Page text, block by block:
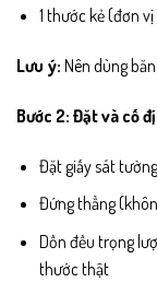
1 thước kẻ (đơn
Lưu ý: Nên dùng
Bước 2: Đặt và cố
Đặt giấy sát tường
Đứng thẳng
Dồn đều trọng
thước thật